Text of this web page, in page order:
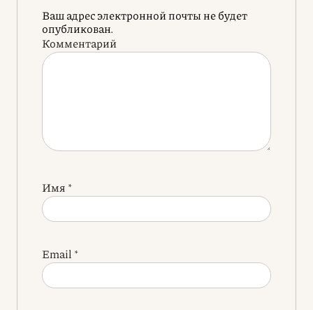
Ваш адрес электронной почты не будет
опубликован.
Комментарий
Имя *
Email *